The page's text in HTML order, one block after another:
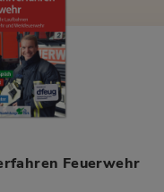
Feuerwehr